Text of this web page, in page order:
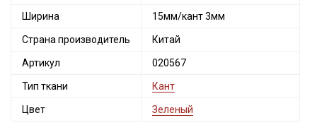
Ширина 15мм/кант 3мм
Страна производитель Китай
Артикул 020567
Тип ткани Кант
Цвет Зеленый
Секретная рассылка от Купава
Мы публикуем здесь дополнительные
категории тканей
Электронная почта